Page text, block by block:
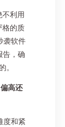
利用
格的质
袭软件
告，确
。
高还
度和紧